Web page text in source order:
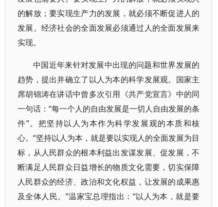
的解放；要实现生产力的发展，就必须不断促进人的
发展。经济社会的全面发展必须通过人的全面发展来
实现。
中国近年来针对发展中出现的问题和世界发展的
趋势，提出并确立了以人为本的科学发展观。国家主
席胡锦涛在讲话中曾多次引用《共产党宣言》中的同
一句话：“每一个人的自由发展是一切人自由发展的条
件”。把坚持以人为本作为科学发展观的本质和核
心。“坚持以人为本，就是要以实现人的全面发展为目
标，从人民群众的根本利益出发谋发展、促发展，不
断满足人民群众日益增长的物质文化需要，切实保障
人民群众的经济、政治和文化权益，让发展的成果惠
及全体人民。”温家宝总理指出：“以人为本，就是要